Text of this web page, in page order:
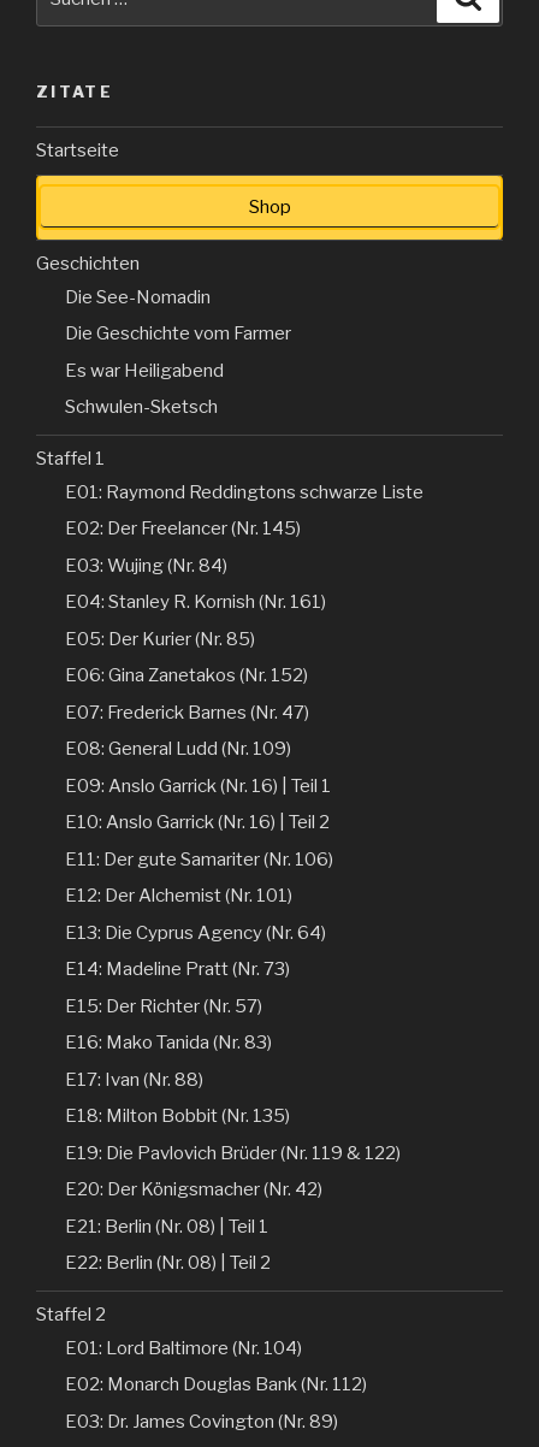
nach:
ZITATE
Startseite
Shop
Geschichten
Die See-Nomadin
Die Geschichte vom Farmer
Es war Heiligabend
Schwulen-Sketsch
Staffel 1
E01: Raymond Reddingtons schwarze Liste
E02: Der Freelancer (Nr. 145)
E03: Wujing (Nr. 84)
E04: Stanley R. Kornish (Nr. 161)
E05: Der Kurier (Nr. 85)
E06: Gina Zanetakos (Nr. 152)
E07: Frederick Barnes (Nr. 47)
E08: General Ludd (Nr. 109)
E09: Anslo Garrick (Nr. 16) | Teil 1
E10: Anslo Garrick (Nr. 16) | Teil 2
E11: Der gute Samariter (Nr. 106)
E12: Der Alchemist (Nr. 101)
E13: Die Cyprus Agency (Nr. 64)
E14: Madeline Pratt (Nr. 73)
E15: Der Richter (Nr. 57)
E16: Mako Tanida (Nr. 83)
E17: Ivan (Nr. 88)
E18: Milton Bobbit (Nr. 135)
E19: Die Pavlovich Brüder (Nr. 119 & 122)
E20: Der Königsmacher (Nr. 42)
E21: Berlin (Nr. 08) | Teil 1
E22: Berlin (Nr. 08) | Teil 2
Staffel 2
E01: Lord Baltimore (Nr. 104)
E02: Monarch Douglas Bank (Nr. 112)
E03: Dr. James Covington (Nr. 89)